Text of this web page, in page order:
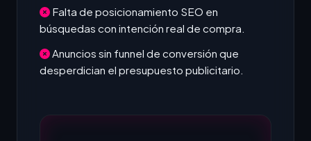
Falta de posicionamiento SEO en
búsquedas con intención real de compra.
Anuncios sin funnel de conversión que
desperdician el presupuesto publicitario.